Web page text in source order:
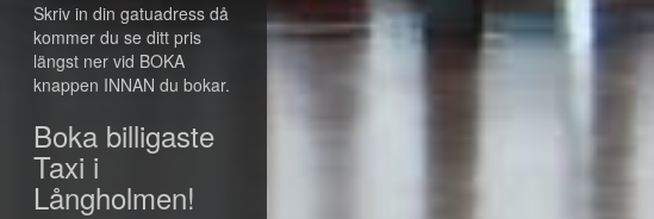
Skriv in din gatuadress då
kommer du se ditt pris
längst ner vid BOKA
knappen INNAN du bokar.
Boka billigaste
Taxi i
Långholmen!